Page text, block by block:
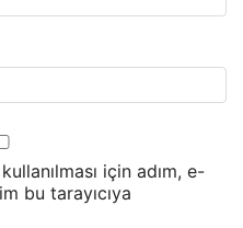
için adım, e-
bu tarayıcıya